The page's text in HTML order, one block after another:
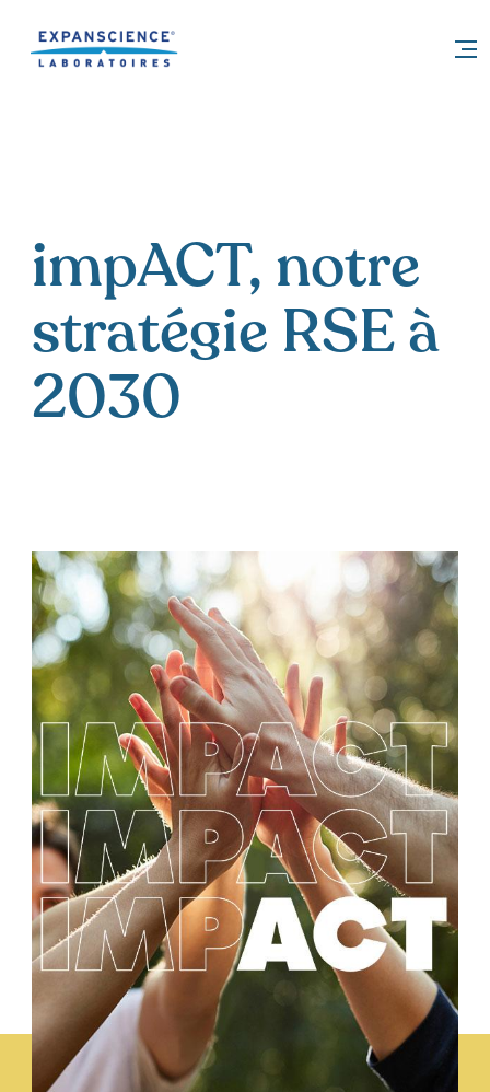
impACT, notre
stratégie RSE à
2030